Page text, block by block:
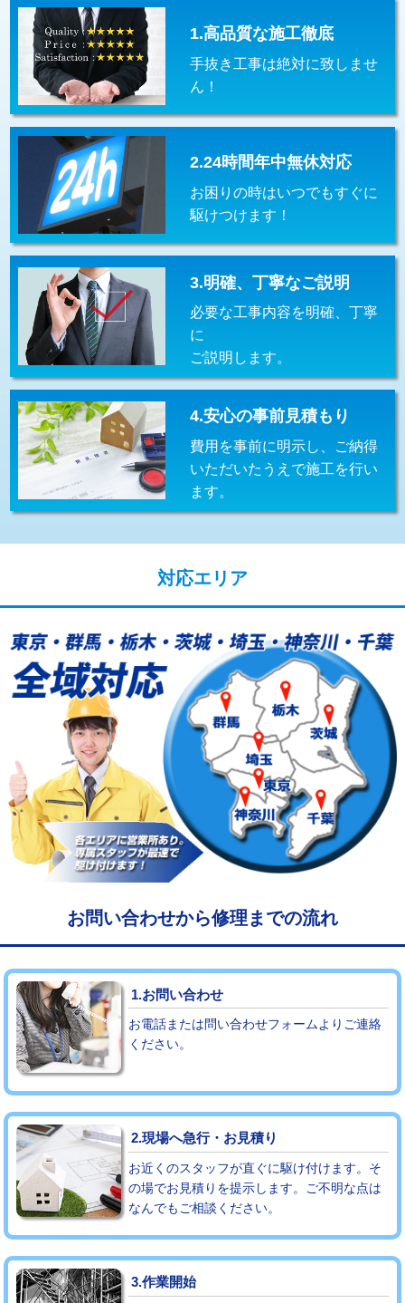
その他部品の脱着
交換・取付（タンク） 22,000円+材料費
交換・取付(単水栓（壁付・デッキ
式）)
交換・取付(混合水栓（壁付・デッキ
式・ワンホール）)
交換・取付(排水栓・排水トラップ
（P/S/ポップアップ））
22,000円+材料費
交換・取付（その他部品） 11,000円+材料費
持込商品取付（単水栓） 13,200円
持込商品取付（混合水栓） 16,500円
持込商品取付（浄水器・分岐水栓） 16,500円
給水管工事※（バンド止め)
給水管工事※（支持金具設置) 5,500円
給水管工事※（保温材使用（バンド止
5,500円
用/3ｍまで)
給水管工事※（塩ビ管（VP・HI）使
用（追加）/3ｍ超え)
+8,800円
給水管工事※（ライニング鋼管・銅
管・ポリ管・HT管使用/3ｍまで)
44,000円
給水管工事※（ライニング鋼管・銅
管・ポリ管・HT管使用/3ｍ超え)
+8,800円
マス交換（土の掘削・埋め戻し作業） 11,000円~
マス交換（深さ50㎝未満） 55,000円
マス交換（深さ50㎝以上） 66,000円
コンクリート斫り（厚さ10㎝まで） 27,500円
コンクリート斫り（厚さ10㎝超え）
モルタル補修（厚さ10㎝まで） 27,500円
モルタル補修（厚さ10㎝超え）
追加人工 16,500円
廃棄・処分 現場見積
※給水管工事は20mmまでの価格です。
1.高品質な施工徹底
手抜き工事は絶対に致しませ
ん！
2.24時間年中無休対応
お困りの時はいつでもすぐに
駆けつけます！
3.明確、丁寧なご説明
必要な工事内容を明確、丁寧
に
ご説明します。
4.安心の事前見積もり
費用を事前に明示し、ご納得
いただいたうえで施工を行い
ます。
対応エリア
お問い合わせから修理までの流れ
1.お問い合わせ
お電話または問い合わせフォームよりご連絡
ください。
2.現場へ急行・お見積り
お近くのスタッフが直ぐに駆け付けます。そ
の場でお見積りを提示します。ご不明な点は
なんでもご相談ください。
3.作業開始